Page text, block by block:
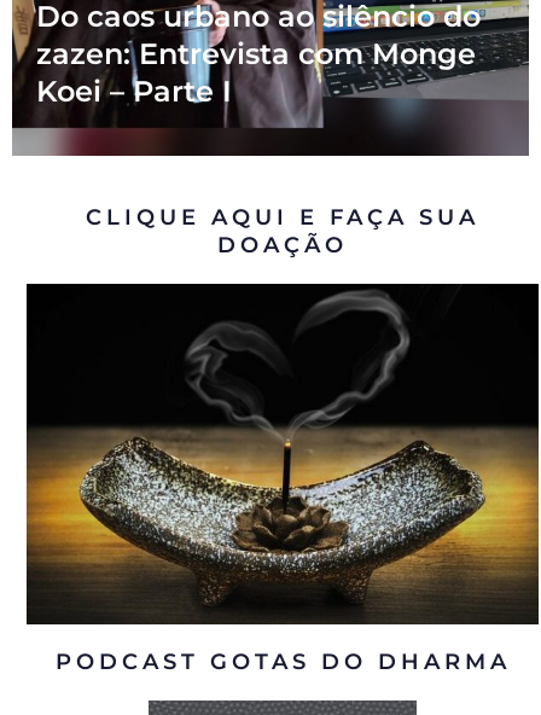
Do caos urbano ao silêncio do
zazen: Entrevista com Monge
Koei – Parte I
CLIQUE AQUI E FAÇA SUA
DOAÇÃO
PODCAST GOTAS DO DHARMA